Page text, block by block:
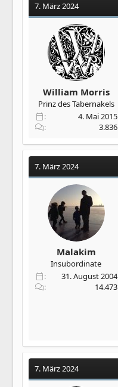
7. März 2024
William Morris
Prinz des Tabernakels
4. Mai 2015
3.836
7. März 2024
Malakim
Insubordinate
31. August 2004
14.473
7. März 2024